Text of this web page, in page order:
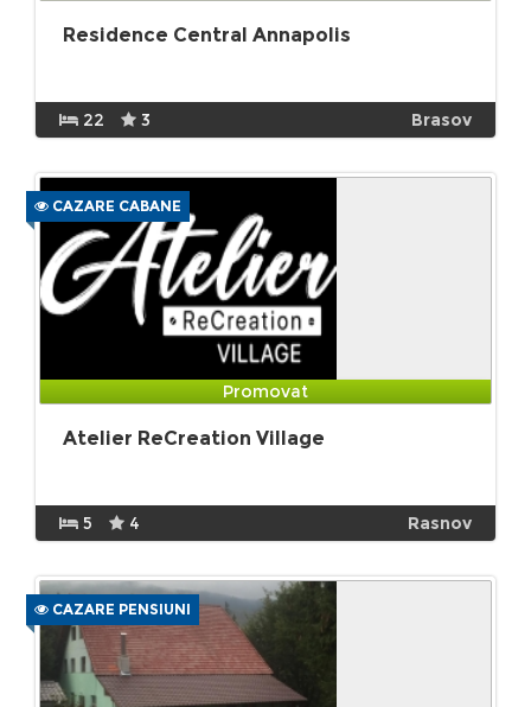
Residence Central Annapolis
22 3 Brasov
CAZARE CABANE
Promovat
Atelier ReCreation Village
5 4 Rasnov
CAZARE PENSIUNI